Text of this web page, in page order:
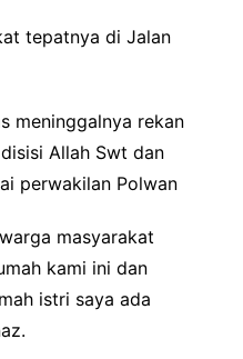
tepatnya di Jalan
meninggalnya rekan
Allah Swt dan
perwakilan Polwan
masyarakat
kami ini dan
istri saya ada